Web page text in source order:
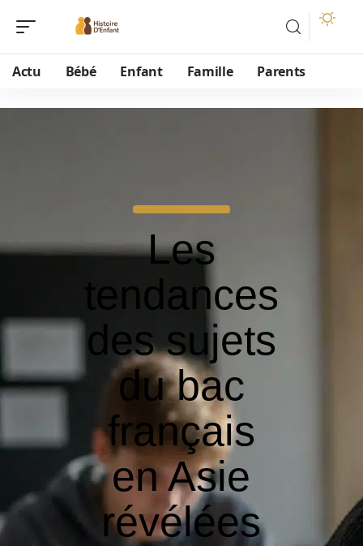
Actu Bébé Enfant Famille Parents
Les
tendances
des sujets
du bac
français
en Asie
révélées